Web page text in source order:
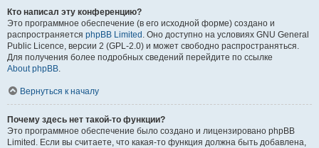
Кто написал эту конференцию?
Это программное обеспечение (в его исходной форме) создано и
распространяется phpBB Limited . Оно доступно на условиях GNU General
Public Licence, версии 2 (GPL-2.0) и может свободно распространяться.
Для получения более подробных сведений перейдите по ссылке
About phpBB.
Вернуться к началу
Почему здесь нет такой-то функции?
Это программное обеспечение было создано и лицензировано phpBB
Limited. Если вы считаете, что какая-то функция должна быть добавлена,